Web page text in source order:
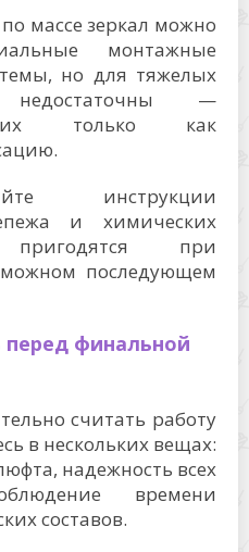
массе зеркал можно
монтажные
но для тяжелых
—
их только как
инструкции
и химических
при
последующем
финальной
считать работу
в нескольких вещах:
надежность всех
времени
составов.